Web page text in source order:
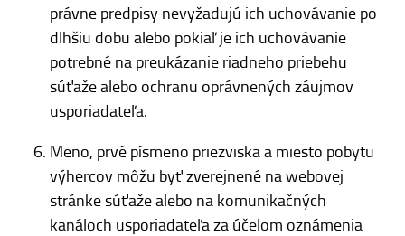
právne predpisy nevyžadujú ich uchovávanie po
dlhšiu dobu alebo pokiaľ je ich uchovávanie
potrebné na preukázanie riadneho priebehu
súťaže alebo ochranu oprávnených záujmov
usporiadateľa.
Meno, prvé písmeno priezviska a miesto pobytu
výhercov môžu byť zverejnené na webovej
stránke súťaže alebo na komunikačných
kanáloch usporiadateľa za účelom oznámenia